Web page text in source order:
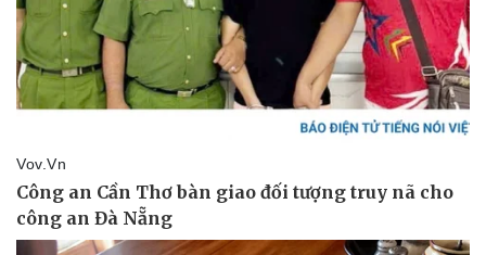
Vụ án
Tin nóng
Tư vấn luật
Việt Nam
Phân tích